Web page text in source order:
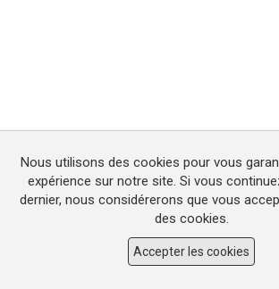
Nous utilisons des cookies pour vous
expérience sur notre site. Si vous
dernier, nous considérerons que vous
des cookies.
Accepter les cookies